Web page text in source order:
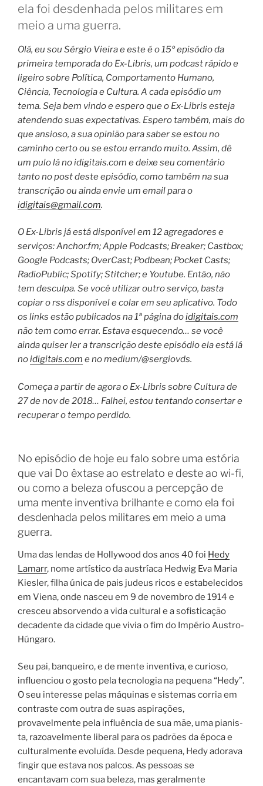
ela foi desdenhada pelos militares em
meio a uma guerra.
Olá, eu sou Sérgio Vieira e este é o 15º episódio da
primeira temporada do Ex-Libris, um podcast rápido e
ligeiro sobre Política, Comportamento Humano,
Ciência, Tecnologia e Cultura. A cada episódio um
tema. Seja bem vindo e espero que o Ex-Libris esteja
atendendo suas expectativas. Espero também, mais do
que ansioso, a sua opinião para saber se estou no
caminho certo ou se estou errando muito. Assim, dê
um pulo lá no idigitais.com e deixe seu comentário
tanto no post deste episódio, como também na sua
transcrição ou ainda envie um email para o
idigitais@gmail.com.
O Ex-Libris já está disponível em 12 agregadores e
serviços: Anchor.fm; Apple Podcasts; Breaker; Castbox;
Google Podcasts; OverCast; Podbean; Pocket Casts;
RadioPublic; Spotify; Stitcher; e Youtube. Então, não
tem desculpa. Se você utilizar outro serviço, basta
copiar o rss disponível e colar em seu aplicativo. Todo
os links estão publicados na 1ª página doidigitais.com
não tem como errar. Estava esquecendo… se você
ainda quiser ler a transcrição deste episódio ela está lá
noidigitais.com e no medium/@sergiovds.
Começa a partir de agora o Ex-Libris sobre Cultura de
27 de nov de 2018… Falhei, estou tentando consertar e
recuperar o tempo perdido.
No episódio de hoje eu falo sobre uma estória
que vai Do êxtase ao estrelato e deste ao wi-fi,
ou como a beleza ofuscou a percepção de
uma mente inventiva brilhante e como ela foi
desdenhada pelos militares em meio a uma
guerra.
Uma das lendas de Hollywood dos anos 40 foi Hedy
Lamarr, nome artístico da austríaca Hedwig Eva Maria
Kiesler, filha única de pais judeus ricos e estabelecidos
em Viena, onde nasceu em 9 de novembro de 1914 e
cresceu absorvendo a vida cultural e a sofisticação
decadente da cidade que vivia o fim do Império Austro-
Húngaro.
Seu pai, banqueiro, e de mente inventiva, e curioso,
influenciou o gosto pela tecnologia na pequena “Hedy”.
O seu interesse pelas máquinas e sistemas corria em
contraste com outra de suas aspirações,
provavelmente pela influência de sua mãe, uma pia­nis­
ta, razo­a­vel­men­te libe­ral para os padrões da épo­ca e
cul­tu­ral­men­te evo­luí­da. Desde pequena, Hedy adorava
fingir que estava nos palcos. As pessoas se
encantavam com sua beleza, mas geralmente